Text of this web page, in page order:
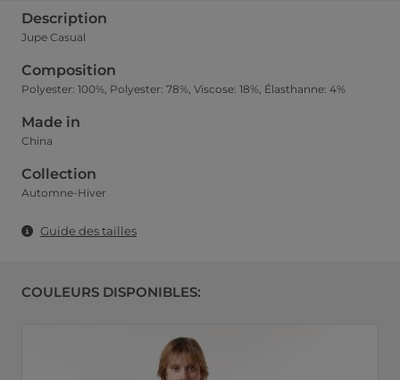
Description
Jupe Casual
Composition
Polyester: 100%, Polyester: 78%, Viscose: 18%, Élasthanne: 4%
Made in
China
Collection
Automne-Hiver
Guide des tailles
COULEURS DISPONIBLES: